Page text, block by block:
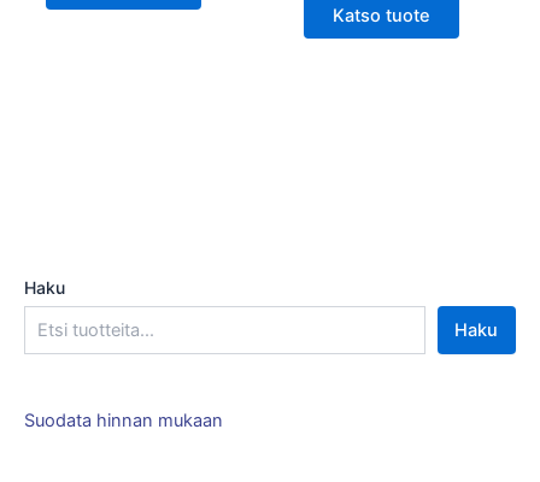
Haku
Haku
Suodata hinnan mukaan
Katso tuote